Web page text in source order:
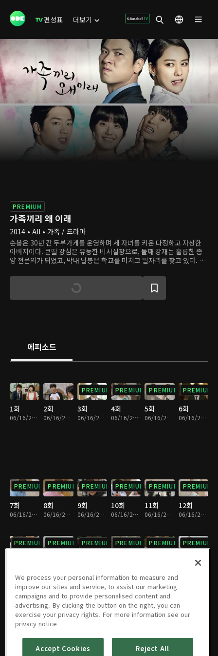
편성표 더보기
PREMIUM
가족끼리 왜 이래
2014 • All • 가족 / 드라마
순봉은 30년 간 두부가게를 운영하며 세 자녀를 키운 다정하고 자상한
아버지이다. 큰딸 강심은 유능한 비서실장으로, 둘째 강재는 훌륭한 종
양 전문의가 되었고, 막내 달봉은 학교를 마치고 일자리를 찾고 있다. 하
지 깨닫고, 자식들에게 '불효 소송'을 제기하려 한다. 이날 이후 세 자녀
는 순봉은 물론이고 서로에게 반감을 품는다. 과연 이 가족은 화해하고
새롭게 출발할 수 있을까?
에피소드
1회
06/16/2023 • 1시간 3분
2회
06/16/2023 • 1시간 3분
PREMIUM
3회
06/16/2023 • 1시간 4분
PREMIUM
4회
06/16/2023 • 1시간 4분
PREMIUM
5회
06/16/2023 • 1시간 4분
PREMIUM
6회
06/16/2023 • 1시간 4분
PREMIUM
7회
06/16/2023 • 1시간 4분
PREMIUM
8회
06/16/2023 • 1시간 4분
PREMIUM
9회
06/16/2023 • 1시간 4분
PREMIUM
10회
06/16/2023 • 1시간 4분
PREMIUM
11회
06/16/2023 • 1시간 4분
PREMIUM
12회
06/16/2023 • 1시간 4분
PREMIUM PREMIUM PREMIUM PREMIUM PREMIUM PREMIUM
PREMIUM
19회
06/16/2023 • 1시간 4분
PREMIUM
20회
PREMIUM
21회
PREMIUM
22회
PREMIUM
23회 24회
We process your personal information to measure and
improve our sites and service, to assist our marketing
campaigns and to provide personalised content and
advertising. By clicking the button on the right, you can
exercise your privacy rights. For more information see our
privacy notice
Accept Cookies Reject All